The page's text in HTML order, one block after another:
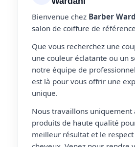
Bienvenue chez Barber
salon de coiffure de
Que vous recherchez une
une couleur éclatante ou un
notre équipe de
est là pour vous offrir une
unique.
Nous travaillons uniquement
produits de haute qualité
meilleur résultat et le respect